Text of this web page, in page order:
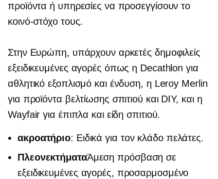
προϊόντα ή υπηρεσίες να προσεγγίσουν το
κοινό-στόχο τους.
Στην Ευρώπη, υπάρχουν αρκετές δημοφιλείς
εξειδικευμένες αγορές όπως η Decathlon για
αθλητικό εξοπλισμό και ένδυση, η Leroy Merlin
για προϊόντα βελτίωσης σπιτιού και DIY, και η
Wayfair για έπιπλα και είδη σπιτιού.
ακροατήριο: Ειδικά για τον κλάδοπελάτες.
ΠλεονεκτήματαΆμεση πρόσβαση σε
εξειδικευμένες αγορές, προσαρμοσμένο